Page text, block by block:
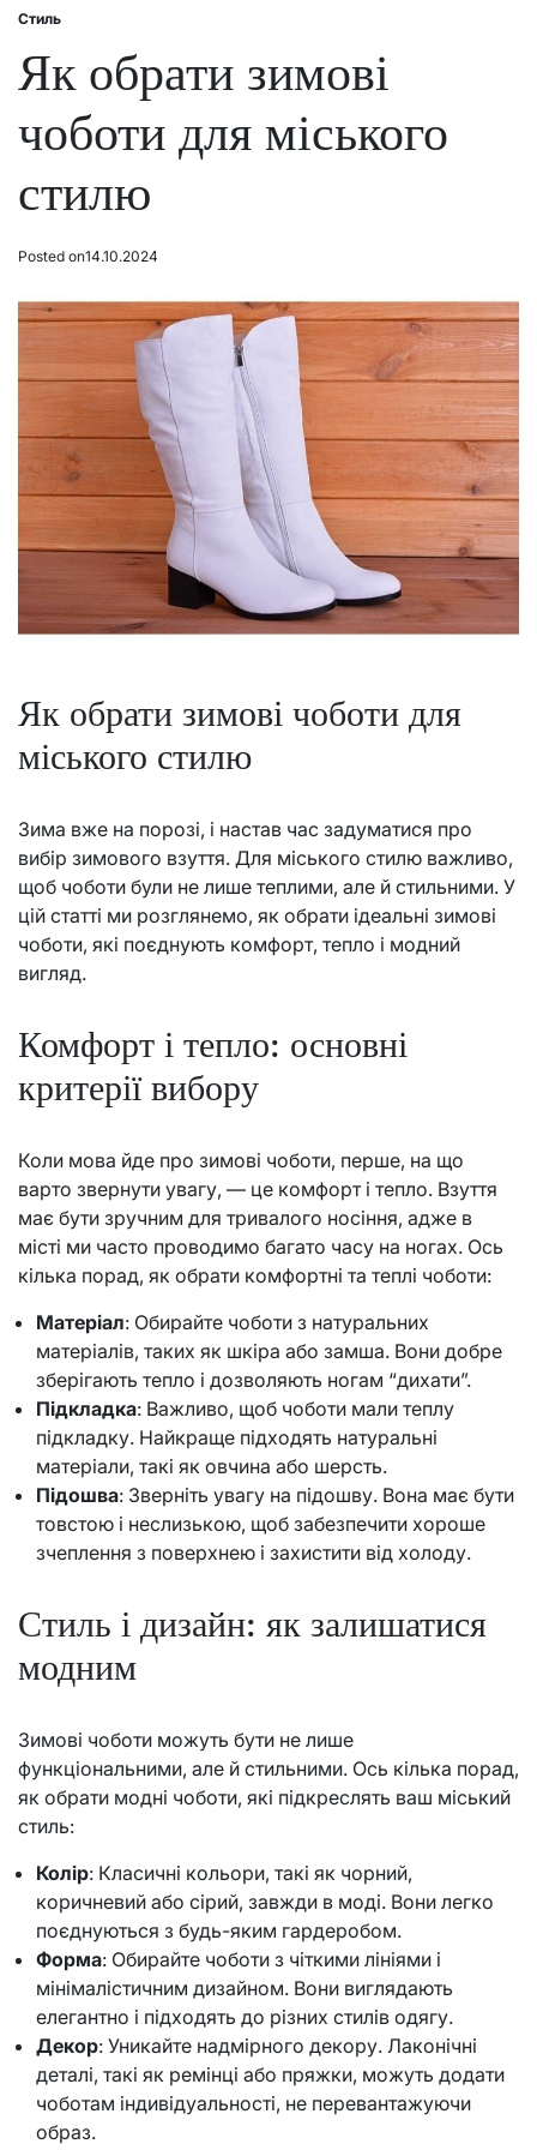
Posted
Стиль
Як обрати зимові
чоботи для міського
стилю
Posted on14.10.2024
Як обрати зимові чоботи для
міського стилю
Зима вже на порозі, і настав час задуматися про
вибір зимового взуття. Для міського стилю важливо,
щоб чоботи були не лише теплими, але й стильними. У
цій статті ми розглянемо, як обрати ідеальні зимові
чоботи, які поєднують комфорт, тепло і модний
вигляд.
Комфорт і тепло: основні
критерії вибору
Коли мова йде про зимові чоботи, перше, на що
варто звернути увагу, — це комфорт і тепло. Взуття
має бути зручним для тривалого носіння, адже в
місті ми часто проводимо багато часу на ногах. Ось
кілька порад, як обрати комфортні та теплі чоботи:
Матеріал: Обирайте чоботи з натуральних
матеріалів, таких як шкіра або замша. Вони добре
зберігають тепло і дозволяють ногам “дихати”.
Підкладка: Важливо, щоб чоботи мали теплу
підкладку. Найкраще підходять натуральні
матеріали, такі як овчина або шерсть.
Підошва: Зверніть увагу на підошву. Вона має бути
товстою і неслизькою, щоб забезпечити хороше
зчеплення з поверхнею і захистити від холоду.
Стиль і дизайн: як залишатися
модним
Зимові чоботи можуть бути не лише
функціональними, але й стильними. Ось кілька порад,
як обрати модні чоботи, які підкреслять ваш міський
стиль:
Колір: Класичні кольори, такі як чорний,
коричневий або сірий, завжди в моді. Вони легко
поєднуються з будь-яким гардеробом.
Форма: Обирайте чоботи з чіткими лініями і
мінімалістичним дизайном. Вони виглядають
елегантно і підходять до різних стилів одягу.
Декор: Уникайте надмірного декору. Лаконічні
деталі, такі як ремінці або пряжки, можуть додати
чоботам індивідуальності, не перевантажуючи
образ.